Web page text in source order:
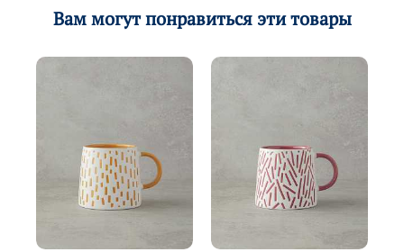
Вам могут понравиться эти товары